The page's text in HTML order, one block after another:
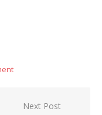
Next Post